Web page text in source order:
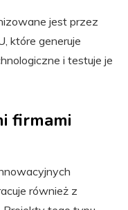
jest przez
które generuje
i testuje je
firmami
również z